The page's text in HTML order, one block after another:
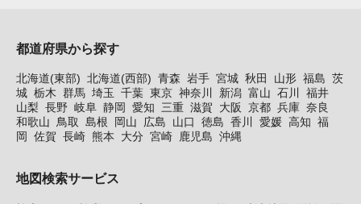
都道府県から探す
北海道(東部) 北海道(西部) 青森 岩手 宮城 秋田 山形 福島 茨
城 栃木 群馬 埼玉 千葉 東京 神奈川 新潟 富山 石川
福井
山梨 長野 岐阜 静岡 愛知 三重 滋賀 大阪 京都 兵庫 奈良
和歌山
鳥取 島根 岡山 広島 山口 徳島 香川 愛媛 高知 福
岡
佐賀 長崎 熊本 大分 宮崎 鹿児島 沖縄
地図検索サービス